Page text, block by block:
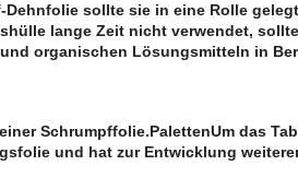
sollte sie in eine Rolle
lange Zeit nicht verwendet,
organischen Lösungsmitteln in
Schrumpffolie.PalettenUm das
und hat zur Entwicklung